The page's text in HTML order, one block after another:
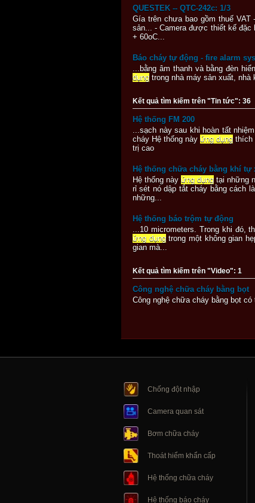
QUESTEK -- QTC-242c: 1/3
Gía trên chưa bao gồm thuế
sản... - Camera được thiết kế đặc
+ 60oC...
Báo cháy tự động - fire alarm
...bằng âm thanh và bằng đèn
dụng trong nhà máy sản xuất, nhà
Kết quả tìm kiếm trên "Tin tức": 36
Hệ thống FM 200
...sạch này sau khi hoàn tất
cháy Hệ thống này ứng dụng thích
trị cao
Hệ thống chữa cháy bằng khí tự
Hệ thống này ứng dụng tại những
rỉ sét nó dập tắt cháy bằng cách
những...
Hệ thống báo trộm tự động
...10 micrometers. Trong khi
ứng dụngtrong một không gian
gian mà...
Kết quả tìm kiếm trên "Video": 1
Công nghệ chữa cháy bằng bọt
Công nghệ chữa cháy bằng bọt
Chống đột nhập
Camera quan sát
Bơm chữa cháy
Thoát hiểm khẩn cấp
Hệ thống chữa cháy
Hệ thống báo cháy